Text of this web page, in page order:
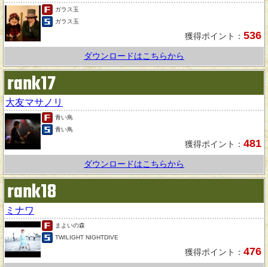
ガラス玉
ガラス玉
獲得ポイント： 536
ダウンロードはこちらから
rank17
大友マサノリ
青い鳥
青い鳥
獲得ポイント： 481
ダウンロードはこちらから
rank18
ミナワ
まよいの森
TWILIGHT NIGHTDIVE
獲得ポイント： 476